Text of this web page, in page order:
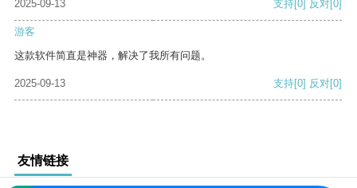
2025-09-13
支持[0] 反对[0]
游客
这款软件简直是神器，解决了我所有问题。
2025-09-13 支持[0] 反对[0]
友情链接